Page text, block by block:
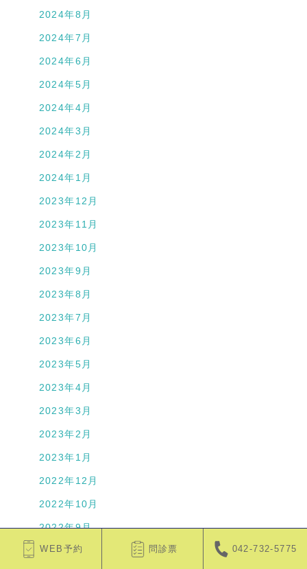
WEB予約 問診票 042-732-5775
2024年8月
2024年7月
2024年6月
2024年5月
2024年4月
2024年3月
2024年2月
2024年1月
2023年12月
2023年11月
2023年10月
2023年9月
2023年8月
2023年7月
2023年6月
2023年5月
2023年4月
2023年3月
2023年2月
2023年1月
2022年12月
2022年10月
2022年9月
2022年8月